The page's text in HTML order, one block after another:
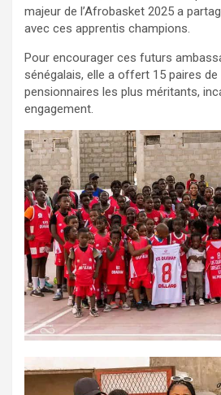
majeur de l’Afrobasket 2025 a
avec ces apprentis champions.
Pour encourager ces futurs
sénégalais, elle a offert 15 paires
pensionnaires les plus méritants,
engagement.